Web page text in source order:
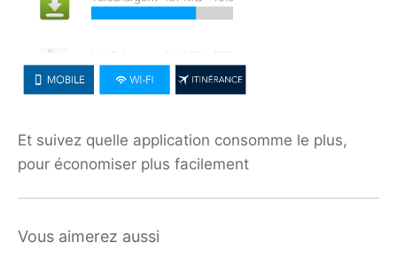
Et suivez quelle application consomme le plus,
pour économiser plus facilement
Vous aimerez aussi